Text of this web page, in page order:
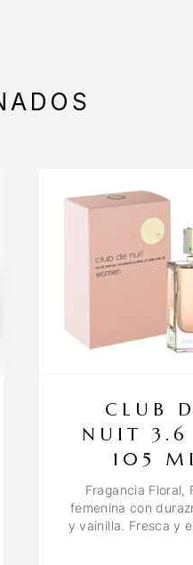
CLUB
NUIT 3.6
105
Fragancia Floral,
femenina con
y vainilla. Fresca y